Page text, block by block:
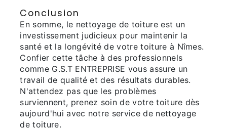
Conclusion
En somme, le nettoyage de toiture est un
investissement judicieux pour maintenir la
santé et la longévité de votre toiture à Nîmes.
Confier cette tâche à des professionnels
comme G.S.T ENTREPRISE vous assure un
travail de qualité et des résultats durables.
N'attendez pas que les problèmes
surviennent, prenez soin de votre toiture dès
aujourd'hui avec notre service de nettoyage
de toiture.